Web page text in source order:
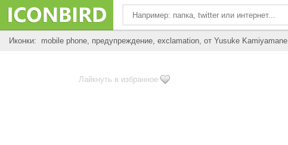
Иконки: mobile phone, предупреждение, exclamation, от Yusuke Kamiyamane
Лайкнуть в избранное